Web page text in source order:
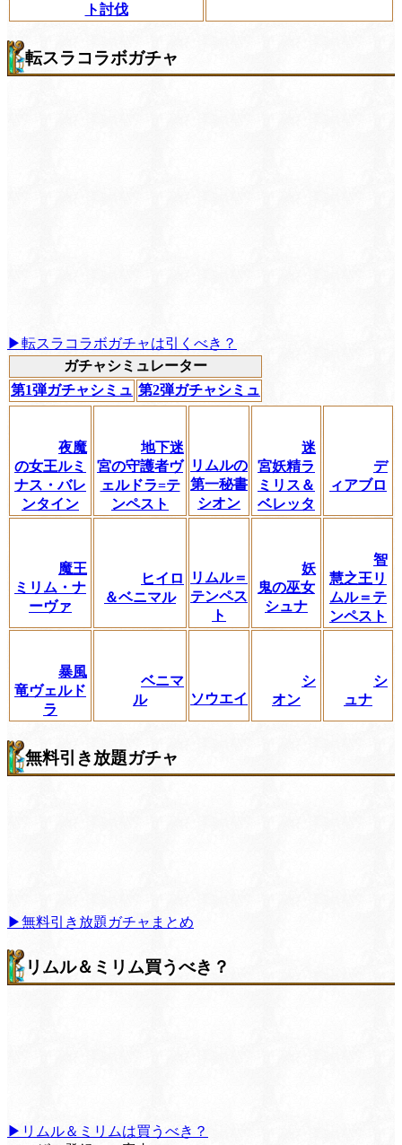
ト討伐
転スラコラボガチャ
▶転スラコラボガチャは引くべき？
ガチャシミュレーター
第1弾ガチャシミュ 第2弾ガチャシミュ
夜魔
の女王ルミ
ナス・バレ
ンタイン
地下迷
宮の守護者ヴ
ェルドラ=テ
ンペスト
リムルの
第一秘書
シオン
迷
宮妖精ラ
ミリス＆
ベレッタ
デ
ィアブロ
魔王
ミリム・ナ
ーヴァ
ヒイロ
＆ベニマル
リムル＝
テンペス
ト
妖
鬼の巫女
シュナ
智
慧之王リ
ムル＝テ
ンペスト
暴風
竜ヴェルド
ラ
ベニマ
ル
ソウエイ
シ
オン
シ
ュナ
無料引き放題ガチャ
▶無料引き放題ガチャまとめ
リムル＆ミリム買うべき？
▶リムル＆ミリムは買うべき？